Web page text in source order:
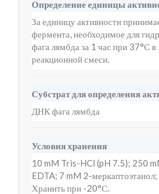
Определение единицы
За единицу активности
фермента, необходимое для
фага лямбда за 1 час при 37°С
реакционной смеси.
Субстрат для определения
ДНК фага лямбда
Условия хранения
10 mM Tris-HCl (pH 7.5); 250
EDTA; 7 mM 2-меркаптоэтанол;
Хранить при -20°С.